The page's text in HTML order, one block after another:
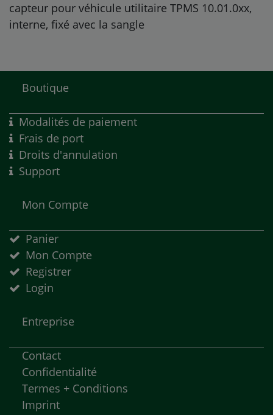
capteur pour véhicule utilitaire TPMS 10.01.0xx,
interne, fixé avec la sangle
Boutique
Modalités de paiement
Frais de port
Droits d'annulation
Support
Mon Compte
Panier
Mon Compte
Registrer
Login
Entreprise
Contact
Confidentialité
Termes + Conditions
Imprint